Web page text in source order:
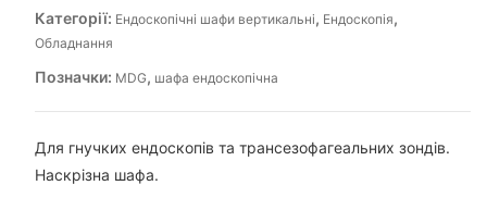
Категорії: Ендоскопічні шафи вертикальні, Ендоскопія,
Обладнання
Позначки: MDG, шафа ендоскопічна
Для гнучких ендоскопів та трансезофагеальних зондів.
Наскрізна шафа.